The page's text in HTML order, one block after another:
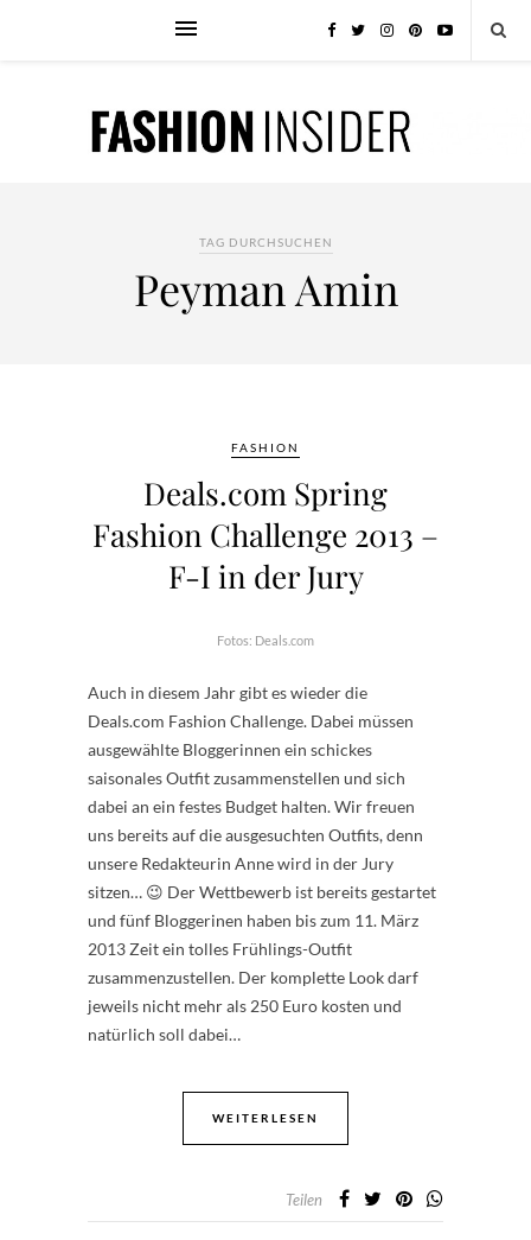
TAG DURCHSUCHEN
Peyman Amin
FASHION
Deals.com Spring
Fashion Challenge 2013 –
F-I in der Jury
Fotos: Deals.com
Auch in diesem Jahr gibt es wieder die
Deals.com Fashion Challenge. Dabei müssen
ausgewählte Bloggerinnen ein schickes
saisonales Outfit zusammenstellen und sich
dabei an ein festes Budget halten. Wir freuen
uns bereits auf die ausgesuchten Outfits, denn
unsere Redakteurin Anne wird in der Jury
sitzen… 😉 Der Wettbewerb ist bereits gestartet
und fünf Bloggerinen haben bis zum 11. März
2013 Zeit ein tolles Frühlings-Outfit
zusammenzustellen. Der komplette Look darf
jeweils nicht mehr als 250 Euro kosten und
natürlich soll dabei…
WEITERLESEN
Teilen